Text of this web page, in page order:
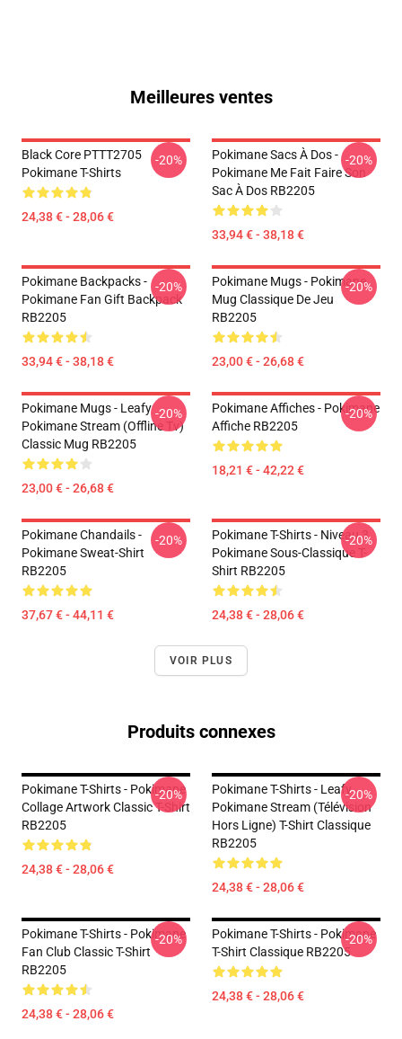
Meilleures ventes
Black Core PTTT2705
Pokimane T-Shirts
24,38 € - 28,06 €
-20%
Pokimane Sacs À Dos -
Pokimane Me Fait Faire Son
Sac À Dos RB2205
33,94 € - 38,18 €
-20%
Pokimane Backpacks -
Pokimane Fan Gift Backpack
RB2205
33,94 € - 38,18 €
-20%
Pokimane Mugs - Pokimane
Mug Classique De Jeu
RB2205
23,00 € - 26,68 €
-20%
Pokimane Mugs - Leafy
Pokimane Stream (Offline Tv)
Classic Mug RB2205
23,00 € - 26,68 €
-20%
Pokimane Affiches - Pokimane
Affiche RB2205
18,21 € - 42,22 €
-20%
Pokimane Chandails -
Pokimane Sweat-Shirt
RB2205
37,67 € - 44,11 €
-20%
Pokimane T-Shirts - Niveau 3
Pokimane Sous-Classique T-
Shirt RB2205
24,38 € - 28,06 €
-20%
VOIR PLUS
Produits connexes
Pokimane T-Shirts - Pokimane
Collage Artwork Classic T-Shirt
RB2205
24,38 € - 28,06 €
-20%
Pokimane T-Shirts - Leafy
Pokimane Stream (Télévision
Hors Ligne) T-Shirt Classique
RB2205
24,38 € - 28,06 €
-20%
Pokimane T-Shirts - Pokimane
Fan Club Classic T-Shirt
RB2205
24,38 € - 28,06 €
-20%
Pokimane T-Shirts - Pokimane
T-Shirt Classique RB2205
24,38 € - 28,06 €
-20%